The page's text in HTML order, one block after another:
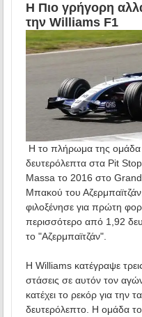
Η Πιο γρήγορη
την Williams F1
Η το πλήρωμα της ομάδα
δευτερόλεπτα στα Pit
Massa το 2016 στο
Μπακού του
φιλοξένησε για πρώτη
περισσότερο από 1,92
το "Αζερμπαϊτζάν".
Η Williams κατέγραψε
στάσεις σε αυτόν τον
κατέχει το ρεκόρ για την
δευτερόλεπτο. Η ομάδα